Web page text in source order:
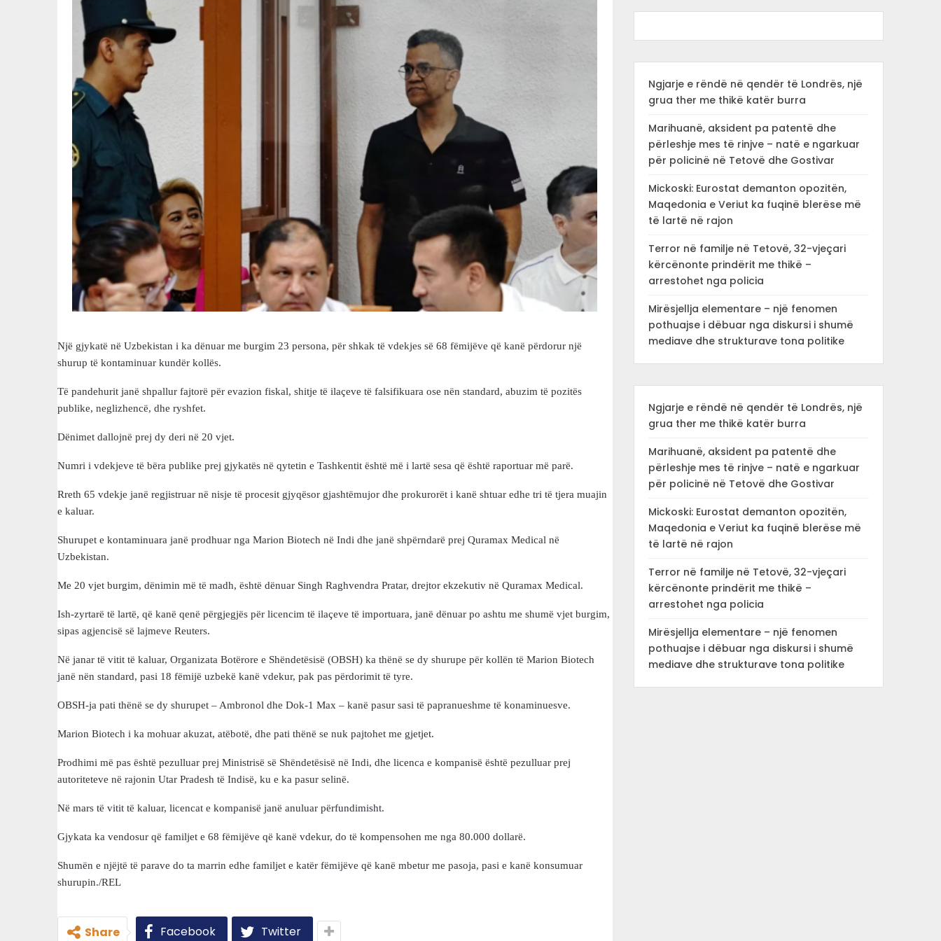
Një gjykatë në Uzbekistan i ka dënuar me burgim 23 persona, për shkak të vdekjes së 68 fëmijëve që kanë përdorur një
shurup të kontaminuar kundër kollës.
Të pandehurit janë shpallur fajtorë për evazion fiskal, shitje të ilaçeve të falsifikuara ose nën standard, abuzim të pozitës
publike, neglizhencë, dhe ryshfet.
Dënimet dallojnë prej dy deri në 20 vjet.
Numri i vdekjeve të bëra publike prej gjykatës në qytetin e Tashkentit është më i lartë sesa që është raportuar më parë.
Rreth 65 vdekje janë regjistruar në nisje të procesit gjyqësor gjashtëmujor dhe prokurorët i kanë shtuar edhe tri të tjera muajin
e kaluar.
Shurupet e kontaminuara janë prodhuar nga Marion Biotech në Indi dhe janë shpërndarë prej Quramax Medical në
Uzbekistan.
Me 20 vjet burgim, dënimin më të madh, është dënuar Singh Raghvendra Pratar, drejtor ekzekutiv në Quramax Medical.
Ish-zyrtarë të lartë, që kanë qenë përgjegjës për licencim të ilaçeve të importuara, janë dënuar po ashtu me shumë vjet burgim,
sipas agjencisë së lajmeve Reuters.
Në janar të vitit të kaluar, Organizata Botërore e Shëndetësisë (OBSH) ka thënë se dy shurupe për kollën të Marion Biotech
janë nën standard, pasi 18 fëmijë uzbekë kanë vdekur, pak pas përdorimit të tyre.
OBSH-ja pati thënë se dy shurupet – Ambronol dhe Dok-1 Max – kanë pasur sasi të papranueshme të konaminuesve.
Marion Biotech i ka mohuar akuzat, atëbotë, dhe pati thënë se nuk pajtohet me gjetjet.
Prodhimi më pas është pezulluar prej Ministrisë së Shëndetësisë në Indi, dhe licenca e kompanisë është pezulluar prej
autoriteteve në rajonin Utar Pradesh të Indisë, ku e ka pasur selinë.
Në mars të vitit të kaluar, licencat e kompanisë janë anuluar përfundimisht.
Gjykata ka vendosur që familjet e 68 fëmijëve që kanë vdekur, do të kompensohen me nga 80.000 dollarë.
Shumën e njëjtë të parave do ta marrin edhe familjet e katër fëmijëve që kanë mbetur me pasoja, pasi e kanë konsumuar
shurupin./REL
Share Facebook Twitter
Ngjarje e rëndë në qendër të Londrës, një
grua ther me thikë katër burra
Marihuanë, aksident pa patentë dhe
përleshje mes të rinjve – natë e ngarkuar
për policinë në Tetovë dhe Gostivar
Mickoski: Eurostat demanton opozitën,
Maqedonia e Veriut ka fuqinë blerëse më
të lartë në rajon
Terror në familje në Tetovë, 32-vjeçari
kërcënonte prindërit me thikë –
arrestohet nga policia
Mirësjellja elementare – një fenomen
pothuajse i dëbuar nga diskursi i shumë
mediave dhe strukturave tona politike
Ngjarje e rëndë në qendër të Londrës, një
grua ther me thikë katër burra
Marihuanë, aksident pa patentë dhe
përleshje mes të rinjve – natë e ngarkuar
për policinë në Tetovë dhe Gostivar
Mickoski: Eurostat demanton opozitën,
Maqedonia e Veriut ka fuqinë blerëse më
të lartë në rajon
Terror në familje në Tetovë, 32-vjeçari
kërcënonte prindërit me thikë –
arrestohet nga policia
Mirësjellja elementare – një fenomen
pothuajse i dëbuar nga diskursi i shumë
mediave dhe strukturave tona politike